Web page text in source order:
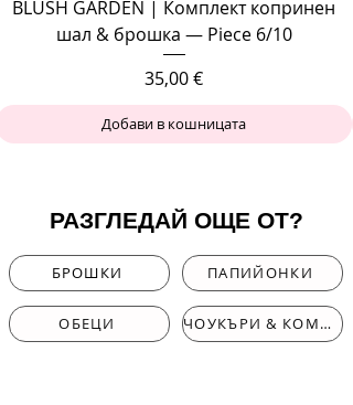
BLUSH GARDEN | Комплект копринен
шал & брошка — Piece 6/10
Цена
35,00 €
Добави в кошницата
РАЗГЛЕДАЙ ОЩЕ ОТ?
БРОШКИ ПАПИЙОНКИ
ОБЕЦИ ЧОУКЪРИ & КОМПЛЕКТИ